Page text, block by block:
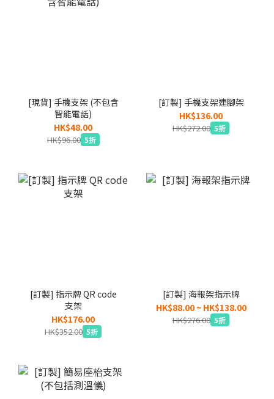
[現貨] 手機支架 (不包含
智能電話)
HK$48.00
HK$96.00 5折
[訂製] 手機支架連腳架
HK$136.00
HK$272.00 5折
[訂製] 指示牌 QR code
支架
HK$176.00
HK$352.00 5折
[訂製] 海報架指示牌
HK$88.00 ~ HK$138.00
HK$276.00 5折